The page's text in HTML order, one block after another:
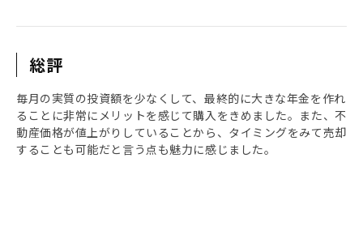
総評
毎月の実質の投資額を少なくして、最終的に大きな年金を作れ
ることに非常にメリットを感じて購入をきめました。また、不
動産価格が値上がりしていることから、タイミングをみて売却
することも可能だと言う点も魅力に感じました。